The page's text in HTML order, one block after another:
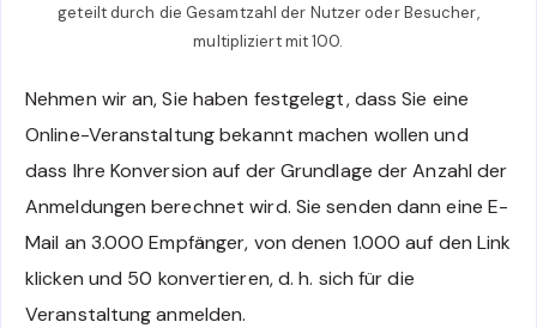
geteilt durch die Gesamtzahl der Nutzer oder Besucher,
multipliziert mit 100.
Nehmen wir an, Sie haben festgelegt, dass Sie eine
Online-Veranstaltung bekannt machen wollen und
dass Ihre Konversion auf der Grundlage der Anzahl der
Anmeldungen berechnet wird. Sie senden dann eine E-
Mail an 3.000 Empfänger, von denen 1.000 auf den Link
klicken und 50 konvertieren, d. h. sich für die
Veranstaltung anmelden.